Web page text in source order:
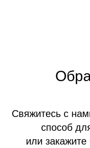
Свяжитесь с
способ
или